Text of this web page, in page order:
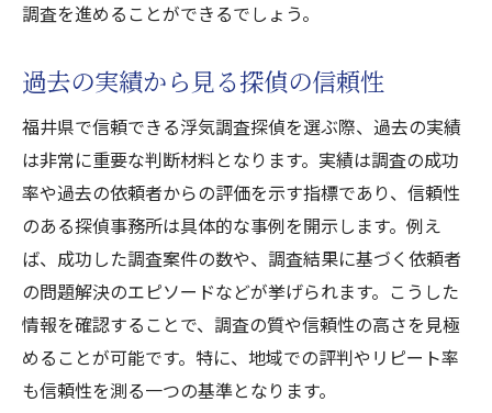
選び方
透明性を確保するための契約内容
相談時に確認すべき重要な質問
信頼関係構築のための初回訪問
調査結果の正確性と迅速な対応
お客様の声を活用した信頼性の評価
探偵業界の法令遵守の重要性
福井県での信頼出来る探偵浮気調査料金と選び
方のコツ
納得できる料金設定の見極め方
料金とサービス内容のバランス
調査を進めることができるでしょう。
過去の実績から見る探偵の信頼性
福井県で信頼できる浮気調査探偵を選ぶ際、過去の実績
は非常に重要な判断材料となります。実績は調査の成功
率や過去の依頼者からの評価を示す指標であり、信頼性
のある探偵事務所は具体的な事例を開示します。例え
ば、成功した調査案件の数や、調査結果に基づく依頼者
の問題解決のエピソードなどが挙げられます。こうした
情報を確認することで、調査の質や信頼性の高さを見極
めることが可能です。特に、地域での評判やリピート率
も信頼性を測る一つの基準となります。